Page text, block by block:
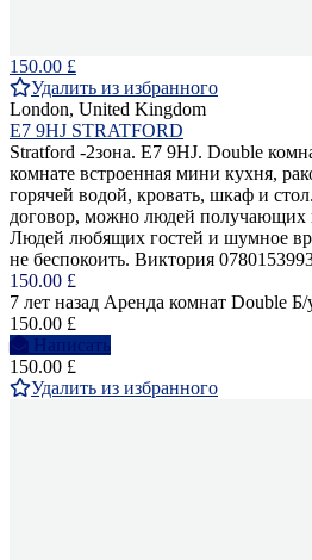
150.00 £
Удалить из избранного
London, United Kingdom
E7 9HJ STRATFORD
Stratford -2зона. E7 9HJ. Double
комнате встроенная мини кухня,
горячей водой, кровать, шкаф и
договор, можно людей получающих
Людей любящих гостей и шумное
не беспокоить. Виктория
150.00 £
7 лет назад Аренда комнат Double Б/
150.00 £
Написать
150.00 £
Удалить из избранного